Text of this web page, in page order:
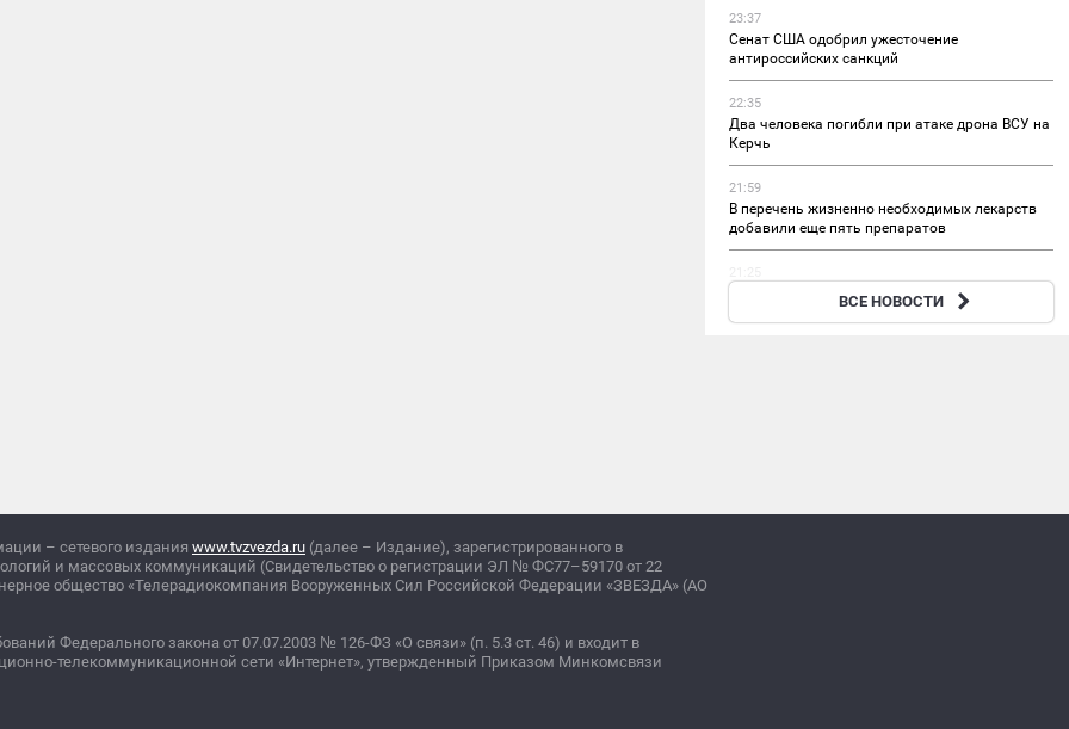
23:37
Сенат США одобрил ужесточение
антироссийских санкций
22:35
Два человека погибли при атаке дрона ВСУ на
Керчь
21:59
В перечень жизненно необходимых лекарств
добавили еще пять препаратов
Трамп обжалует решение суда по проекту
ВСЕ НОВОСТИ
– сетевого издания www.tvzvezda.ru (далее – Издание), зарегистрированного в
и массовых коммуникаций (Свидетельство о регистрации ЭЛ № ФС77–59170 от 22
общество «Телерадиокомпания Вооруженных Сил Российской Федерации «ЗВЕЗДА» (АО
Федерального закона от 07.07.2003 № 126-ФЗ «О связи» (п. 5.3 ст. 46) и входит в
телекоммуникационной сети «Интернет», утвержденный Приказом Минкомсвязи